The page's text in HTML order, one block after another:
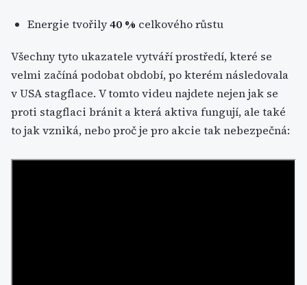
Energie tvořily40 % celkového růstu
Všechny tyto ukazatele vytváří prostředí, které se
velmi začíná podobat období, po kterém následovala
v USA stagflace. V tomto videu najdete nejen jak se
proti stagflaci bránit a která aktiva fungují, ale také
to jak vzniká, nebo proč je pro akcie tak nebezpečná: